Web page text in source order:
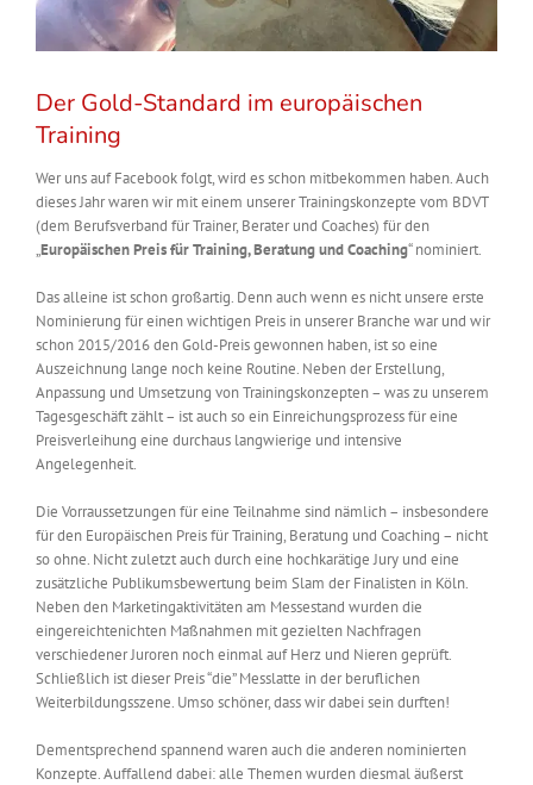
Der Gold-Standard im europäischen
Training
Wer uns auf Facebook folgt, wird es schon mitbekommen haben. Auch
dieses Jahr waren wir mit einem unserer Trainingskonzepte vom BDVT
(dem Berufsverband für Trainer, Berater und Coaches) für den
„Europäischen Preis für Training, Beratung und Coaching“ nominiert.
Das alleine ist schon großartig. Denn auch wenn es nicht unsere erste
Nominierung für einen wichtigen Preis in unserer Branche war und wir
schon 2015/2016 den Gold-Preis gewonnen haben, ist so eine
Auszeichnung lange noch keine Routine. Neben der Erstellung,
Anpassung und Umsetzung von Trainingskonzepten – was zu unserem
Tagesgeschäft zählt – ist auch so ein Einreichungsprozess für eine
Preisverleihung eine durchaus langwierige und intensive
Angelegenheit.
Die Vorraussetzungen für eine Teilnahme sind nämlich – insbesondere
für den Europäischen Preis für Training, Beratung und Coaching – nicht
so ohne. Nicht zuletzt auch durch eine hochkarätige Jury und eine
zusätzliche Publikumsbewertung beim Slam der Finalisten in Köln.
Neben den Marketingaktivitäten am Messestand wurden die
eingereichtenichten Maßnahmen mit gezielten Nachfragen
verschiedener Juroren noch einmal auf Herz und Nieren geprüft.
Schließlich ist dieser Preis “die” Messlatte in der beruflichen
Weiterbildungsszene. Umso schöner, dass wir dabei sein durften!
Dementsprechend spannend waren auch die anderen nominierten
Konzepte. Auffallend dabei: alle Themen wurden diesmal äußerst